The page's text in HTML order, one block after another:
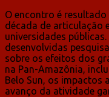
O encontro é
década de articulação
universidades
desenvolvidas
sobre os efeitos dos
na Pan-Amazônia,
Belo Sun, os impactos
avanço da atividade